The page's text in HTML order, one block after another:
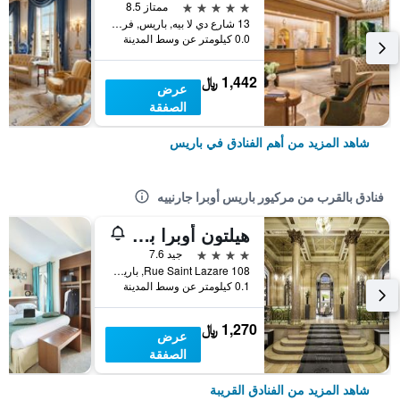
5 نجوم
ممتاز 8.5
13 شارع دي لا بيه, باريس, فرنسا
0.0 كيلومتر عن وسط المدينة
1,442 ﷼
عرض
الصفقة
شاهد المزيد من أهم الفنادق في باريس
فنادق بالقرب من مركيور باريس أوبرا جارنييه
هيلتون أوبرا باريس
4 نجوم
جيد 7.6
108 Rue Saint Lazare, باريس, فرنسا
0.1 كيلومتر عن وسط المدينة
1,270 ﷼
عرض
الصفقة
شاهد المزيد من الفنادق القريبة